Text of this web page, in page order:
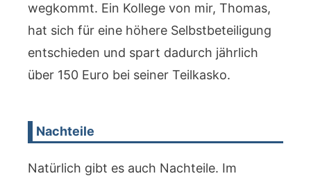
wegkommt. Ein Kollege von mir, Thomas,
hat sich für eine höhere Selbstbeteiligung
entschieden und spart dadurch jährlich
über 150 Euro bei seiner Teilkasko.
Nachteile
Natürlich gibt es auch Nachteile. Im